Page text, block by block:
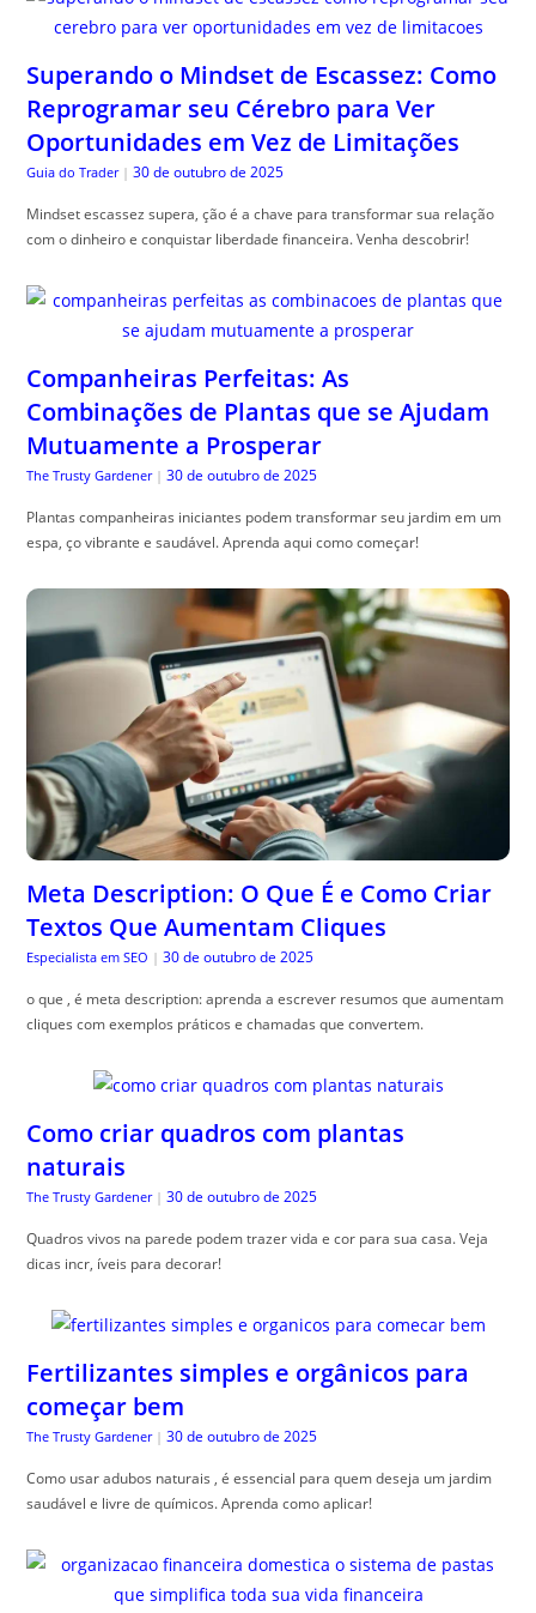
Superando o Mindset de Escassez: Como
Reprogramar seu Cérebro para Ver
Oportunidades em Vez de Limitações
Guia do Trader | 30 de outubro de 2025
Mindset escassez supera, ção é a chave para transformar sua relação
com o dinheiro e conquistar liberdade financeira. Venha descobrir!
Companheiras Perfeitas: As
Combinações de Plantas que se Ajudam
Mutuamente a Prosperar
The Trusty Gardener | 30 de outubro de 2025
Plantas companheiras iniciantes podem transformar seu jardim em um
espa, ço vibrante e saudável. Aprenda aqui como começar!
Meta Description: O Que É e Como Criar
Textos Que Aumentam Cliques
Especialista em SEO | 30 de outubro de 2025
o que , é meta description: aprenda a escrever resumos que aumentam
cliques com exemplos práticos e chamadas que convertem.
Como criar quadros com plantas
naturais
The Trusty Gardener | 30 de outubro de 2025
Quadros vivos na parede podem trazer vida e cor para sua casa. Veja
dicas incr, íveis para decorar!
Fertilizantes simples e orgânicos para
começar bem
The Trusty Gardener | 30 de outubro de 2025
Como usar adubos naturais , é essencial para quem deseja um jardim
saudável e livre de químicos. Aprenda como aplicar!